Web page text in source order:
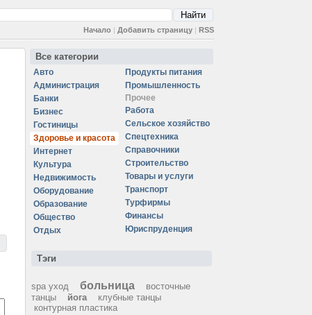
Начало | Добавить страницу | RSS
Все категории
Авто
Администрация
Банки
Бизнес
Гостиницы
Здоровье и красота
Интернет
Культура
Недвижимость
Оборудование
Образование
Общество
Отдых
Продукты питания
Промышленность
Прочее
Работа
Сельское хозяйство
Спецтехника
Справочники
Строительство
Товары и услуги
Транспорт
Турфирмы
Финансы
Юриспруденция
Тэги
spa уход больница
восточные
танцы
йога
клубные танцы
контурная пластика